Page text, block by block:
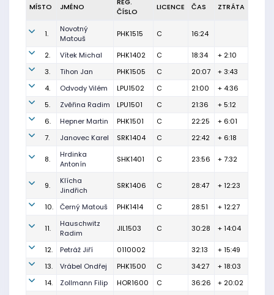
MÍSTO JMÉNO
ČÍSLO
LICENCE ČAS ZTRÁTA
1.
Novotný
Matouš
PHK1515 C 16:24
2. Vítek Michal PHK1402 C 18:34
+ 2:10
3.
Tihon Jan PHK1505 C 20:07
+ 3:43
4.
Odvody Vilém LPU1502 C 21:00
+ 4:36
5.
Zvěřina Radim LPU1501 C 21:36
+ 5:12
6.
Hepner Martin PHK1501 C 22:25
+ 6:01
7.
Janovec Karel SRK1404 C 22:42 + 6:18
8.
Hrdinka
Antonín
SHK1401 C 23:56 + 7:32
9.
Klícha
Jindřich
SRK1406 C 28:47 + 12:23
10. Černý Matouš PHK1414 C 28:51 + 12:27
11.
Hauschwitz
Radim
JIL1503 C 30:28 + 14:04
12. Petráž Jiří 0110002 32:13
+ 15:49
13.
Vrábel Ondřej PHK1500 C 34:27
+ 18:03
14.
Zollmann Filip HOR1600 C 36:26
+ 20:02